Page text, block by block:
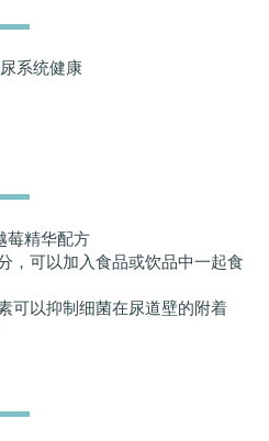
系统健康
莓精华配方
，可以加入食品或饮品中一起食
可以抑制细菌在尿道壁的附着